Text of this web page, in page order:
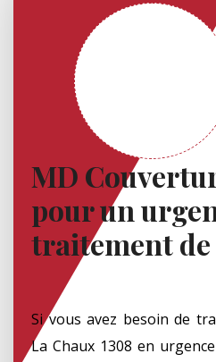
MD
pour un
traitement
Si vous avez besoin de
La Chaux 1308 en